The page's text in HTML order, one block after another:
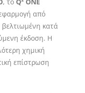
από
κατά
έκδοση. Η
χημική
επίστρωση